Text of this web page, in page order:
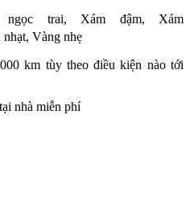
ngọc trai, Xám đậm, Xám
Vàng nhẹ
km tùy theo điều kiện nào tới
nhà miễn phí